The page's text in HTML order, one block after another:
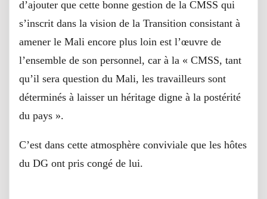
d’ajouter que cette bonne gestion de la CMSS qui
s’inscrit dans la vision de la Transition consistant à
amener le Mali encore plus loin est l’œuvre de
l’ensemble de son personnel, car à la « CMSS, tant
qu’il sera question du Mali, les travailleurs sont
déterminés à laisser un héritage digne à la postérité
du pays ».
C’est dans cette atmosphère conviviale que les hôtes
du DG ont pris congé de lui.